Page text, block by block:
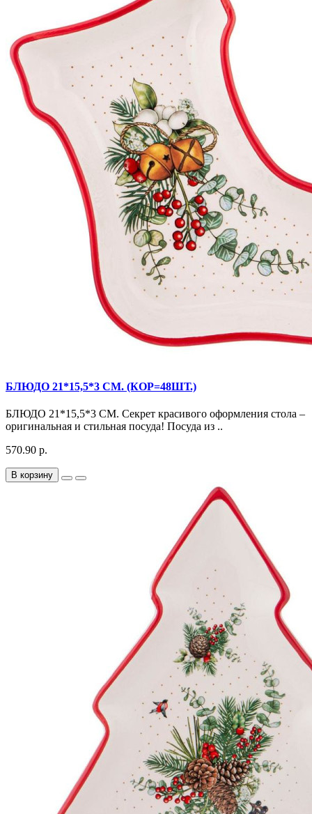
БЛЮДО 21*15,5*3 СМ. (КОР=48ШТ.)
БЛЮДО 21*15,5*3 СМ. Секрет красивого оформления стола –
оригинальная и стильная посуда! Посуда из ..
570.90 р.
В корзину